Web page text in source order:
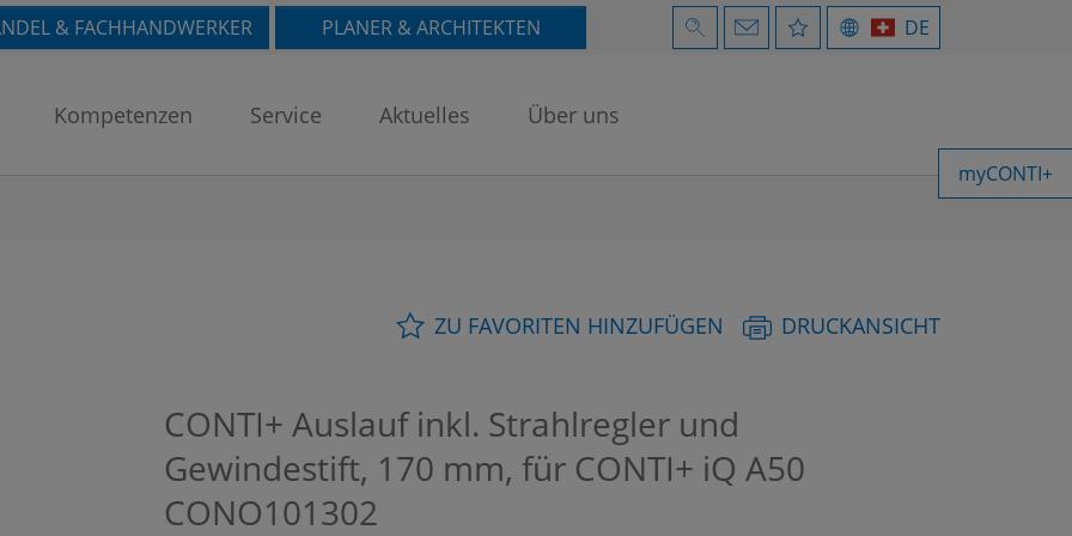
& FACHHANDWERKER PLANER & ARCHITEKTEN DE
Kompetenzen Service Aktuelles Über uns
myCONTI+
ZU FAVORITEN HINZUFÜGEN DRUCKANSICHT
CONTI+ Auslauf inkl. Strahlregler und
Gewindestift, 170 mm, für CONTI+ iQ A50
CONO101302